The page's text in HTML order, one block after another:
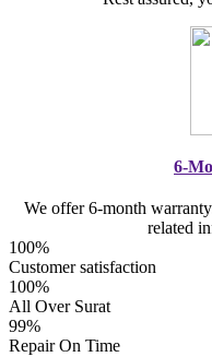
6-
We offer 6-month
related
100%
Customer satisfaction
100%
All Over Surat
99%
Repair On Time